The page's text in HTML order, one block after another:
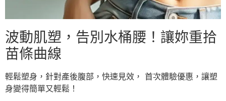
波動肌塑，告別水桶腰！讓妳重拾
苗條曲線
輕鬆塑身，針對產後腹部，快速見效， 首次體驗優惠，讓塑
身變得簡單又輕鬆！